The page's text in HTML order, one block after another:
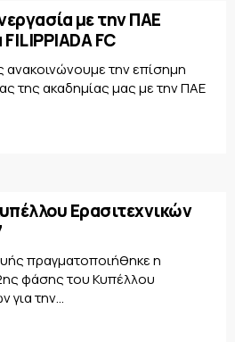
με την ΠΑΕ
FC
ανακοινώνουμε την επίσημη
της ακαδημίας μας με την ΠΑΕ
Ερασιτεχνικών
πραγματοποιήθηκε η
φάσης του Κυπέλλου
για την...